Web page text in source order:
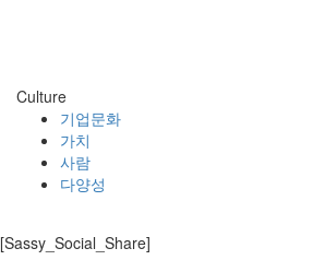
Culture
기업문화
가치
사람
다양성
[Sassy_Social_Share]